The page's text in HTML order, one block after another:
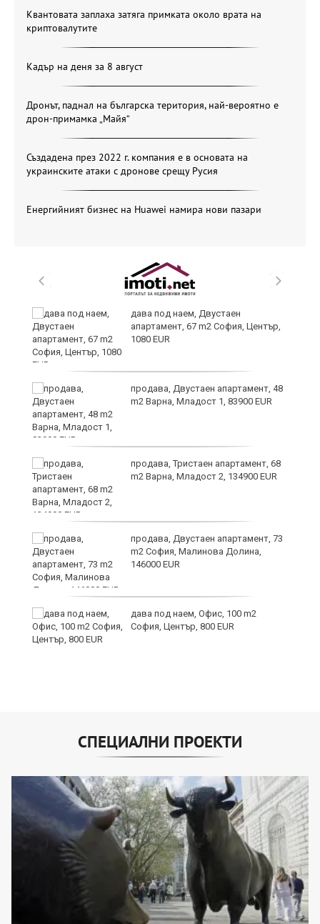
Квантовата заплаха затяга примката около врата на
криптовалутите
Кадър на деня за 8 август
Дронът, паднал на българска територия, най-вероятно е
дрон-примамка „Майя“
Създадена през 2022 г. компания е в основата на
украинските атаки с дронове срещу Русия
Енергийният бизнес на Huawei намира нови пазари
дава под наем, Двустаен
апартамент, 67 m2 София, Център,
1080 EUR
продава, Двустаен апартамент, 48
m2 Варна, Младост 1, 83900 EUR
продава, Тристаен апартамент, 68
m2 Варна, Младост 2, 134900 EUR
продава, Двустаен апартамент, 73
m2 София, Малинова Долина,
146000 EUR
дава под наем, Офис, 100 m2
София, Център, 800 EUR
СПЕЦИАЛНИ ПРОЕКТИ